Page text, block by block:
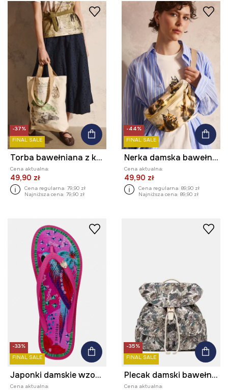
-37%
FINAL SALE
Torba bawełniana z kolekcji Bieszczadzki Park Narodowy x Medicine
Cena aktualna:
49,90 zł
Cena regularna: 79,90 zł
Najniższa cena: 79,90 zł
-44%
FINAL SALE
Nerka damska bawełniana z kolekcji Bieszczadzki Park Narodowy x Medicine
Cena aktualna:
49,90 zł
Cena regularna: 89,90 zł
Najniższa cena: 89,90 zł
-33%
FINAL SALE
Japonki damskie wzorzyste
Cena aktualna:
-35%
FINAL SALE
Plecak damski bawełniany
Cena aktualna: